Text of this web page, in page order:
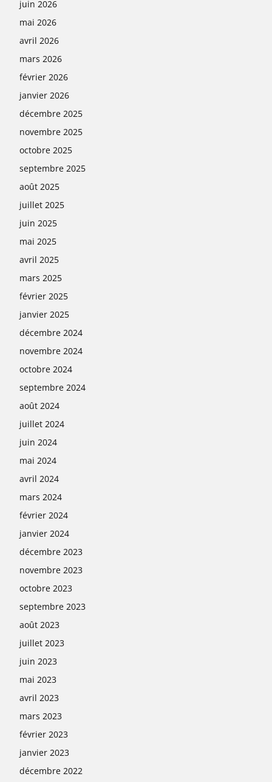
juin 2026
mai 2026
avril 2026
mars 2026
février 2026
janvier 2026
décembre 2025
novembre 2025
octobre 2025
septembre 2025
août 2025
juillet 2025
juin 2025
mai 2025
avril 2025
mars 2025
février 2025
janvier 2025
décembre 2024
novembre 2024
octobre 2024
septembre 2024
août 2024
juillet 2024
juin 2024
mai 2024
avril 2024
mars 2024
février 2024
janvier 2024
décembre 2023
novembre 2023
octobre 2023
septembre 2023
août 2023
juillet 2023
juin 2023
mai 2023
avril 2023
mars 2023
février 2023
janvier 2023
décembre 2022